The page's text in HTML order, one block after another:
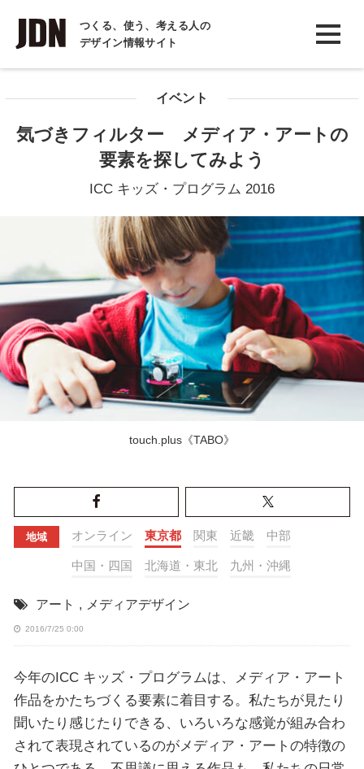
つくる、使う、考える人の
デザイン情報サイト
INTERVIEW
インタビュー
COLUMN
イベント
気づきフィルター メディア・アートの
要素を探してみよう
ICC キッズ・プログラム 2016
touch.plus《TABO》
地域 オンライン 東京都 関東 近畿 中部
中国・四国 北海道・東北 九州・沖縄
アート , メディアデザイン
2016/7/25 0:00
今年のICC キッズ・プログラムは、メディア・アート
作品をかたちづくる要素に着目する。私たちが見たり
聞いたり感じたりできる、いろいろな感覚が組み合わ
されて表現されているのがメディア・アートの特徴の